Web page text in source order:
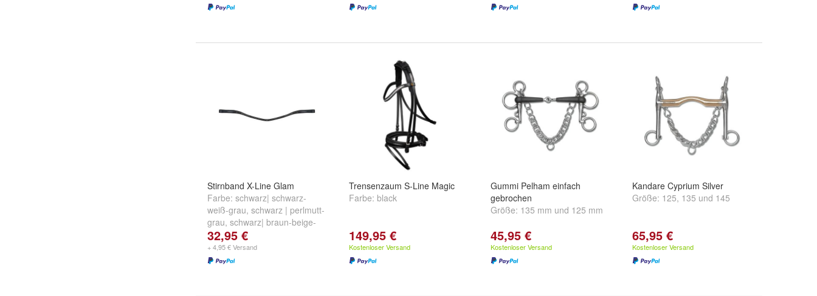
Stirnband X-Line Glam
Farbe: schwarz| schwarz-
weiß-grau, schwarz | perlmutt-
grau, schwarz| braun-beige-
silberundweitere ...
32,95 €
+ 4,95 € Versand
Trensenzaum S-Line Magic
Farbe: black
149,95 €
Kostenloser Versand
Gummi Pelham einfach
gebrochen
Größe: 135 mm und 125 mm
45,95 €
Kostenloser Versand
Kandare Cyprium Silver
Größe: 125, 135 und 145
65,95 €
Kostenloser Versand